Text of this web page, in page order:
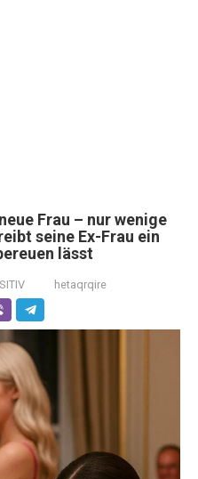
Frau – nur wenige
seine Ex-Frau ein
lässt
hetaqrqire